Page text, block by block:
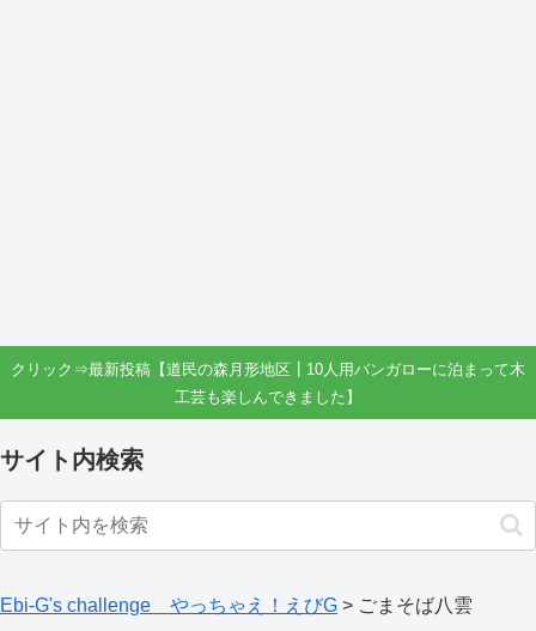
クリック⇒最新投稿【道民の森月形地区┃10人用バンガローに泊まって木
工芸も楽しんできました】
サイト内検索
Ebi-G's challenge やっちゃえ！えびG > ごまそば八雲